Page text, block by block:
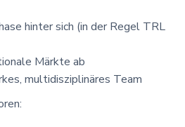
hinter sich (in der Regel TRL
Märkte ab
multidisziplinäres Team